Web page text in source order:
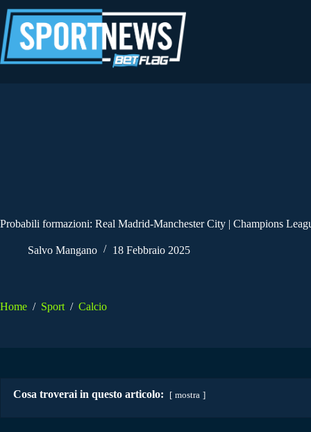
al
contenuto
Probabili formazioni: Real Madrid-Manchester City | Champions
Salvo Mangano 18 Febbraio 2025
Home / Sport / Calcio
Cosa troverai in questo articolo: mostra